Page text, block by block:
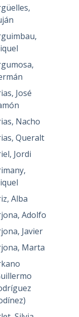
José
Nacho
Queralt
Jordi
Alba
Adolfo
Javier
Marta